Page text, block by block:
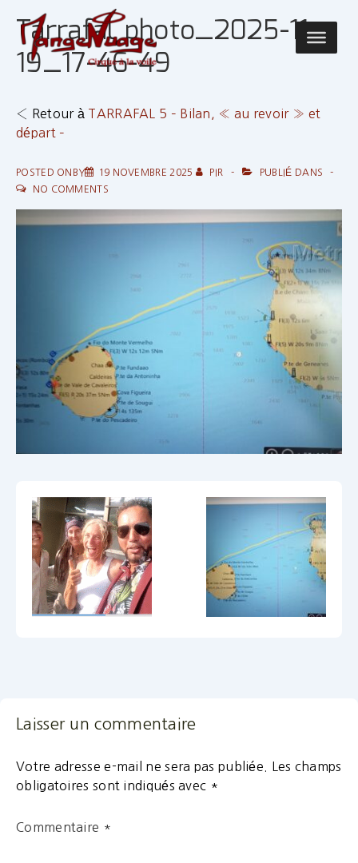
passer
contenu
Main
Tarrafal photo_2025-11-
19_17-46-49
‹ Retour à TARRAFAL 5 – Bilan, « au revoir » et
départ –
POSTED ONBY 19 NOVEMBRE 2025 PIR
PUBLIÉ DANS
NO COMMENTS
Laisser un commentaire
Votre adresse e-mail ne sera pas publiée.
Les champs
obligatoires sont indiqués avec *
Commentaire *